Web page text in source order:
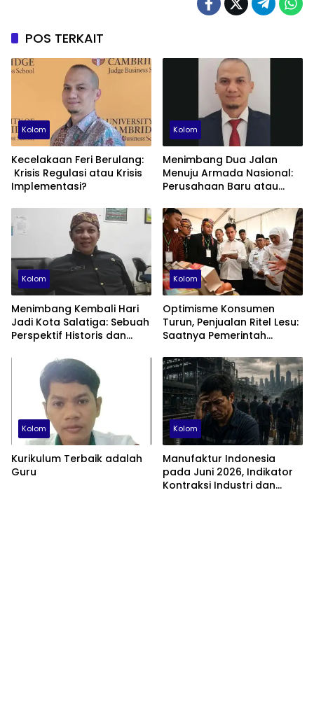
POS TERKAIT
Kolom
Kecelakaan Feri Berulang:
Krisis Regulasi atau Krisis
Implementasi?
Kolom
Menimbang Dua Jalan
Menuju Armada Nasional:
Perusahaan Baru atau
Kolom
Menimbang Kembali Hari
Jadi Kota Salatiga: Sebuah
Perspektif Historis dan
Kolom
Optimisme Konsumen
Turun, Penjualan Ritel Lesu:
Saatnya Pemerintah
Fokus Membenahi Ekonomi
Domestik
Kolom
Kurikulum Terbaik adalah
Guru
Kolom
Manufaktur Indonesia
pada Juni 2026, Indikator
Kontraksi Industri dan